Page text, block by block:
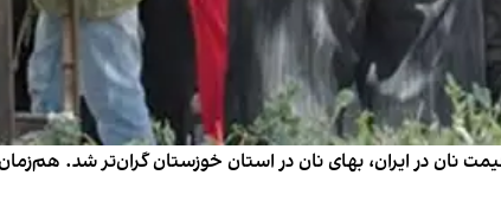
نان در ایران، بهای نان در استان خوزستان گران‌تر شد.